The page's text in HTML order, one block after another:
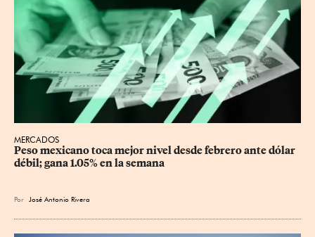
MERCADOS
Peso mexicano toca mejor nivel desde febrero ante dólar
débil; gana 1.05% en la semana
Por José Antonio Rivera